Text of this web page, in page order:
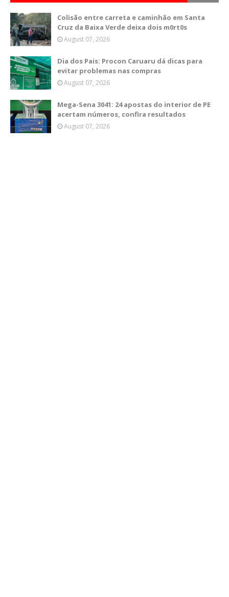
Colisão entre carreta e caminhão em Santa
Cruz da Baixa Verde deixa dois m0rt0s
August 07, 2026
Dia dos Pais: Procon Caruaru dá dicas para
evitar problemas nas compras
August 07, 2026
Mega-Sena 3041: 24 apostas do interior de PE
acertam números, confira resultados
August 07, 2026